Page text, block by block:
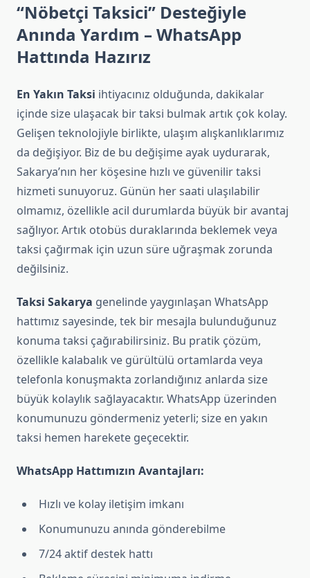
“Nöbetçi Taksici” Desteğiyle
Anında Yardım – WhatsApp
Hattında Hazırız
En Yakın Taksi ihtiyacınız olduğunda, dakikalar
içinde size ulaşacak bir taksi bulmak artık çok kolay.
Gelişen teknolojiyle birlikte, ulaşım alışkanlıklarımız
da değişiyor. Biz de bu değişime ayak uydurarak,
Sakarya’nın her köşesine hızlı ve güvenilir taksi
hizmeti sunuyoruz. Günün her saati ulaşılabilir
olmamız, özellikle acil durumlarda büyük bir avantaj
sağlıyor. Artık otobüs duraklarında beklemek veya
taksi çağırmak için uzun süre uğraşmak zorunda
değilsiniz.
Taksi Sakarya genelinde yaygınlaşan WhatsApp
hattımız sayesinde, tek bir mesajla bulunduğunuz
konuma taksi çağırabilirsiniz. Bu pratik çözüm,
özellikle kalabalık ve gürültülü ortamlarda veya
telefonla konuşmakta zorlandığınız anlarda size
büyük kolaylık sağlayacaktır. WhatsApp üzerinden
konumunuzu göndermeniz yeterli; size en yakın
taksi hemen harekete geçecektir.
WhatsApp Hattımızın Avantajları:
Hızlı ve kolay iletişim imkanı
Konumunuzu anında gönderebilme
7/24 aktif destek hattı